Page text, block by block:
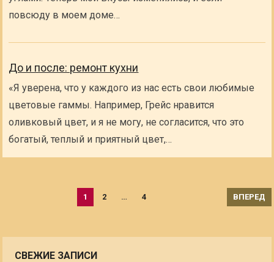
повсюду в моем доме…
До и после: ремонт кухни
«Я уверена, что у каждого из нас есть свои любимые
цветовые гаммы. Например, Грейс нравится
оливковый цвет, и я не могу, не согласится, что это
богатый, теплый и приятный цвет,…
1 2 … 4 ВПЕРЕД
СВЕЖИЕ ЗАПИСИ